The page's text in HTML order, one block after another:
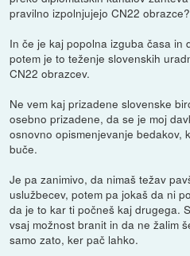
pravilno izpolnjujejo CN22 obrazce?
In če je kaj popolna izguba časa in
potem je to teženje slovenskih
CN22 obrazcev.
Ne vem kaj prizadene slovenske
osebno prizadene, da se je moj
osnovno opismenjevanje bedakov,
buče.
Je pa zanimivo, da nimaš težav
uslužbecev, potem pa jokaš da ni
da je to kar ti počneš kaj drugega.
vsaj možnost branit in da ne žalim
samo zato, ker pač lahko.